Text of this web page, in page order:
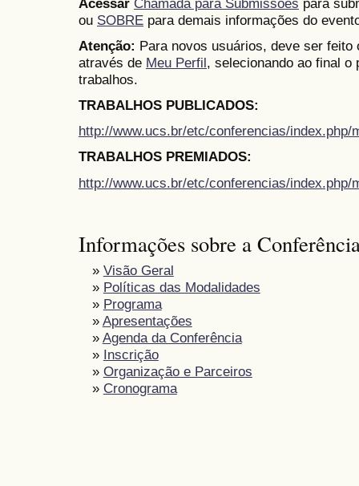
ou SOBRE para demais informações do
Atenção: Para novos usuários, deve ser
através de Meu Perfil, selecionando ao final o
trabalhos.
TRABALHOS PUBLICADOS:
http://www.ucs.br/etc/conferencias/
TRABALHOS PREMIADOS:
http://www.ucs.br/etc/conferencias/index.php/
Informações sobre a
» Visão Geral
» Políticas das Modalidades
» Programa
» Apresentações
» Agenda da Conferência
» Inscrição
» Organização e Parceiros
» Cronograma